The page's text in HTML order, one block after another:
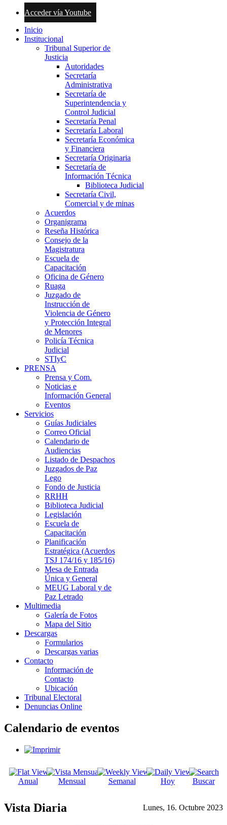
Acceder vía Youtube
Inicio
Institucional
Tribunal Superior de
Justicia
Autoridades
Secretaría
Administrativa
Secretaría de
Superintendencia y
Control Judicial
Secretaría Penal
Secretaría Laboral
Secretaría Económica
y Financiera
Secretaría Originaria
Secretaría de
Información Técnica
Biblioteca Judicial
Secretaría Civil,
Comercial y de minas
Acuerdos
Organigrama
Reseña Histórica
Consejo de la
Magistratura
Escuela de
Capacitación
Oficina de Género
Ruaga
Juzgado de
Instrucción de
Violencia de Género
y Protección Integral
de Menores
Policía Técnica
Judicial
STIyC
PRENSA
Prensa y Com.
Noticias e
Información General
Eventos
Servicios
Guías Judiciales
Correo Oficial
Calendario de
Audiencias
Listado de Despachos
Juzgados de Paz
Lego
Fondo de Justicia
RRHH
Biblioteca Judicial
Legislación
Escuela de
Capacitación
Planificación
Estratégica (Acuerdos
TSJ 174/16 y 185/16)
Mesa de Entrada
Única y General
MEUG Laboral y de
Paz Letrado
Multimedia
Galería de Fotos
Mapa del Sitio
Descargas
Formularios
Descargas varias
Contacto
Información de
Contacto
Ubicación
Tribunal Electoral
Denuncias Online
Calendario de eventos
Anual Mensual Semanal Hoy Buscar
Vista Diaria Lunes, 16. Octubre 2023